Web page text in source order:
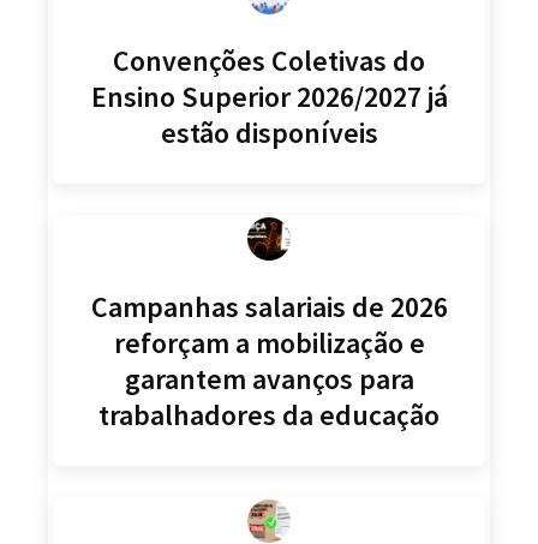
Convenções Coletivas do
Ensino Superior 2026/2027 já
estão disponíveis
Campanhas salariais de 2026
reforçam a mobilização e
garantem avanços para
trabalhadores da educação